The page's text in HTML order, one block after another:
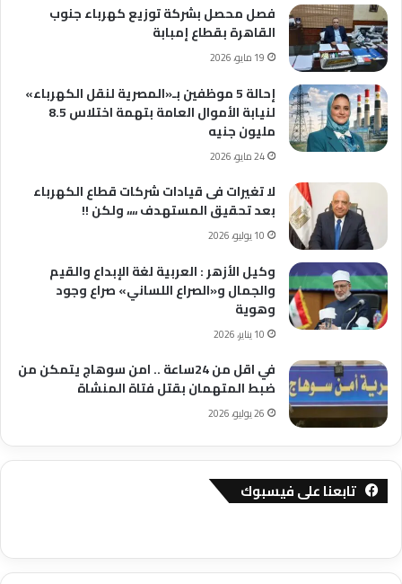
فصل محصل بشركة توزيع كهرباء جنوب
القاهرة بقطاع إمبابة
19 مايو، 2026
إحالة 5 موظفين بـ«المصرية لنقل الكهرباء»
لنيابة الأموال العامة بتهمة اختلاس 8.5
مليون جنيه
24 مايو، 2026
لا تغيرات فى قيادات شركات قطاع الكهرباء
بعد تحقيق المستهدف ،،،، ولكن !!
10 يوليو، 2026
وكيل الأزهر : العربية لغة الإبداع والقيم
والجمال و«الصراع اللساني» صراع وجود
وهوية
10 يناير، 2026
في اقل من 24ساعة .. امن سوهاج يتمكن من
ضبط المتهمان بقتل فتاة المنشاة
26 يوليو، 2026
تابعنا على فيسبوك